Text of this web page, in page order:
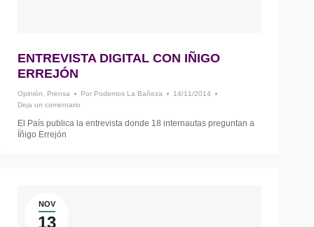
ENTREVISTA DIGITAL CON IÑIGO
ERREJÓN
Opinión, Prensa Por Podemos La Bañeza
14/11/2014
Deja un comentario
El País publica la entrevista donde 18 internautas preguntan a
Íñigo Errejón
NOV
13